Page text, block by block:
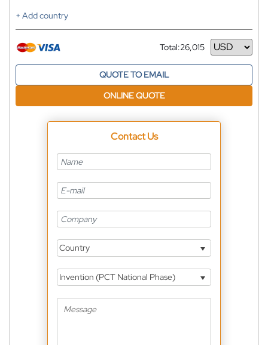
+ Add country
Total:26,015
Currency
QUOTE TO EMAIL
ONLINE QUOTE
Contact Us
Country
Invention (PCT National Phase)